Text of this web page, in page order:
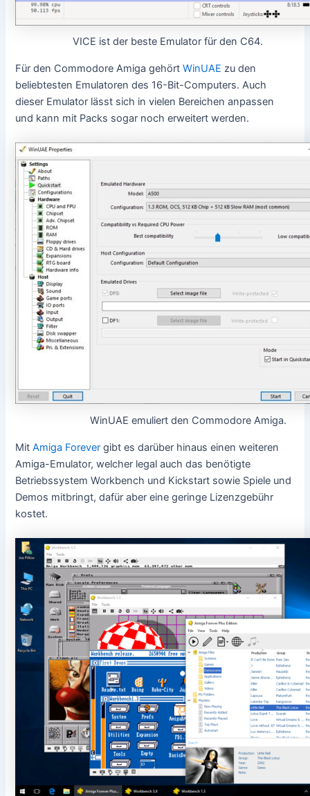
VICE ist der beste Emulator für den C64.
Für den Commodore Amiga gehörtWinUAE zu den
beliebtesten Emulatoren des 16-Bit-Computers. Auch
dieser Emulator lässt sich in vielen Bereichen anpassen
und kann mit Packs sogar noch erweitert werden.
WinUAE emuliert den Commodore Amiga.
MitAmiga Forever gibt es darüber hinaus einen weiteren
Amiga-Emulator, welcher legal auch das benötigte
Betriebssystem Workbench und Kickstart sowie Spiele und
Demos mitbringt, dafür aber eine geringe Lizenzgebühr
kostet.